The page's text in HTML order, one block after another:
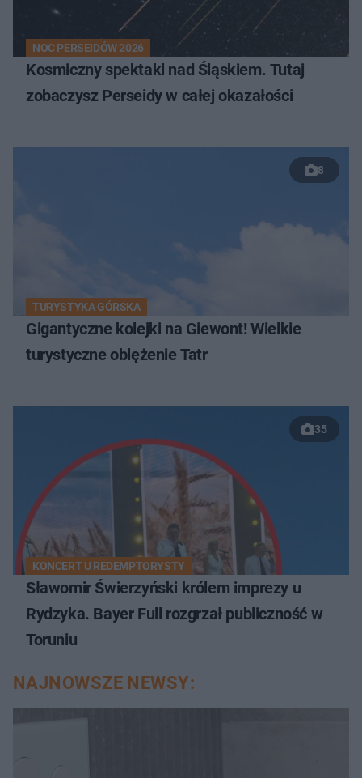
NOC PERSEIDÓW 2026
Kosmiczny spektakl nad Śląskiem. Tutaj
zobaczysz Perseidy w całej okazałości
8
TURYSTYKA GÓRSKA
Gigantyczne kolejki na Giewont! Wielkie
turystyczne oblężenie Tatr
35
KONCERT U REDEMPTORYSTY
Sławomir Świerzyński królem imprezy u
Rydzyka. Bayer Full rozgrzał publiczność w
Toruniu
NAJNOWSZE NEWSY: